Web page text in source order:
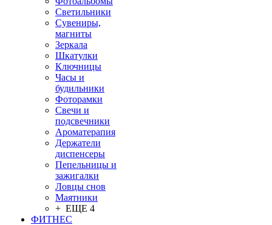
Светильники
Сувениры,
магниты
Зеркала
Шкатулки
Ключницы
Часы и
будильники
Фоторамки
Свечи и
подсвечники
Ароматерапия
Держатели
диспенсеры
Пепельницы и
зажигалки
Ловцы снов
Маятники
+ ЕЩЕ 4
ФИТНЕС